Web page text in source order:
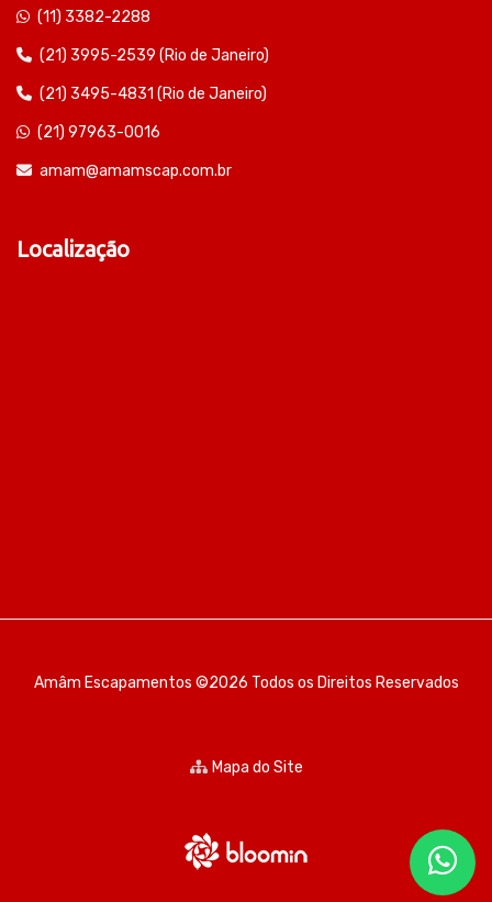
(11) 3382-2288
(21) 3995-2539 (Rio de Janeiro)
(21) 3495-4831 (Rio de Janeiro)
(21) 97963-0016
amam@amamscap.com.br
Localização
Amâm Escapamentos ©2026 Todos os Direitos Reservados
Mapa do Site